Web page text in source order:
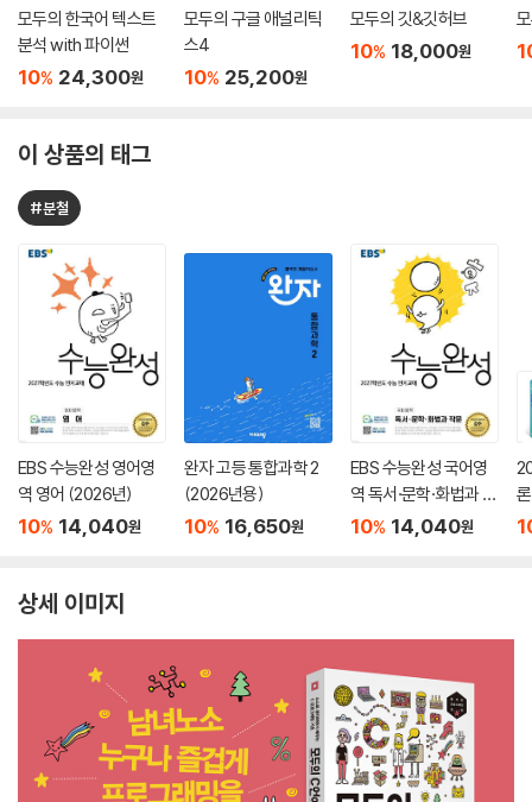
모두의 한국어 텍스트
분석 with 파이썬
10% 24,300원
모두의 구글 애널리틱
스4
10% 25,200원
모두의 깃&깃허브
10% 18,000원
이 상품의 태그
#분철
EBS 수능완성 영어영
역 영어 (2026년)
10% 14,040원
완자 고등 통합과학 2
(2026년용)
10% 16,650원
EBS 수능완성 국어영
역 독서·문학·화법과 작
문 (2026년)
10% 14,040원
(
상세 이미지